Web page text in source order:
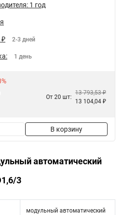
1 год
₽ 2-3 дней
1 день
От 20 шт:
13 793,53 ₽
13 104,04 ₽
В корзину
автоматический
3
модульный автоматический